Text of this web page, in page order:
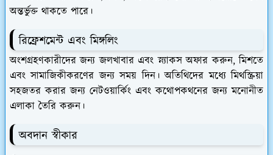
অন্তর্ভুক্ত থাকতে পারে।
রিফ্রেশমেন্ট এবং মিঙ্গলিং
অংশগ্রহণকারীদের জন্য জলখাবার এবং স্ন্যাকস অফার করুন, মিশতে
এবং সামাজিকীকরণের জন্য সময় দিন। অতিথিদের মধ্যে মিথস্ক্রিয়া
সহজতর করার জন্য নেটওয়ার্কিং এবং কথোপকথনের জন্য মনোনীত
এলাকা তৈরি করুন।
অবদান স্বীকার